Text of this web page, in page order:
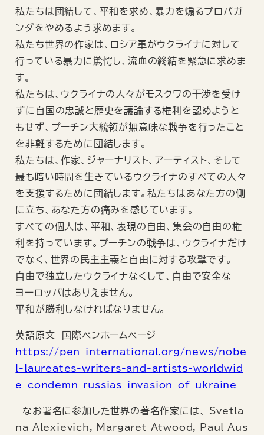
私たちは団結して、平和を求め、暴力を煽るプロパガ
ンダをやめるよう求めます。
私たち世界の作家は、ロシア軍がウクライナに対して
行っている暴力に驚愕し、流血の終結を緊急に求めま
す。
私たちは、ウクライナの人々がモスクワの干渉を受け
ずに自国の忠誠と歴史を議論する権利を認めようと
もせず、プーチン大統領が無意味な戦争を行ったこと
を非難するために団結します。
私たちは、作家、ジャーナリスト、アーティスト、そして
最も暗い時間を生きているウクライナのすべての人々
を支援するために団結します。私たちはあなた方の側
に立ち、あなた方の痛みを感じています。
すべての個人は、平和、表現の自由、集会の自由の権
利を持っています。プーチンの戦争は、ウクライナだけ
でなく、世界の民主主義と自由に対する攻撃です。
自由で独立したウクライナなくして、自由で安全な
ヨーロッパはありえません。
平和が勝利しなければなりません。
英語原文 国際ペンホームページ
https://pen-international.org/news/nobe
l-laureates-writers-and-artists-worldwid
e-condemn-russias-invasion-of-ukraine
なお署名に参加した世界の著名作家には、 Svetla
na Alexievich, Margaret Atwood, Paul Aus